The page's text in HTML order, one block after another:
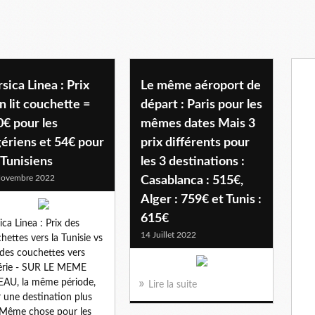
Linea : Prix
lit couchette =
pour les
et 54€ pour
2022
Linea : Prix des
vers la Tunisie vs
couchettes vers
- SUR LE MEME
la même période,
une destination plus
chose pour les
Le même aéroport de
départ : Paris pour les
mêmes dates Mais 3
prix différents pour
les 3 destinations :
Casablanca : 515€,
Alger : 759€ et Tunis :
615€
14 Juillet 2022
Lire la suite